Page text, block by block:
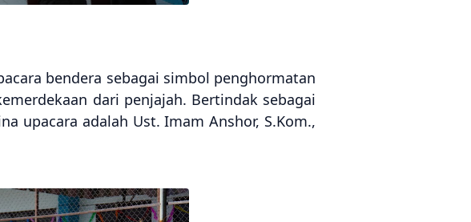
bendera sebagai simbol penghormatan
dari penjajah. Bertindak sebagai
upacara adalah Ust. Imam Anshor, S.Kom.,